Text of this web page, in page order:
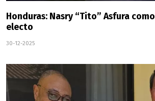
Honduras: Nasry “Tito” Asfura
electo
30-12-2025